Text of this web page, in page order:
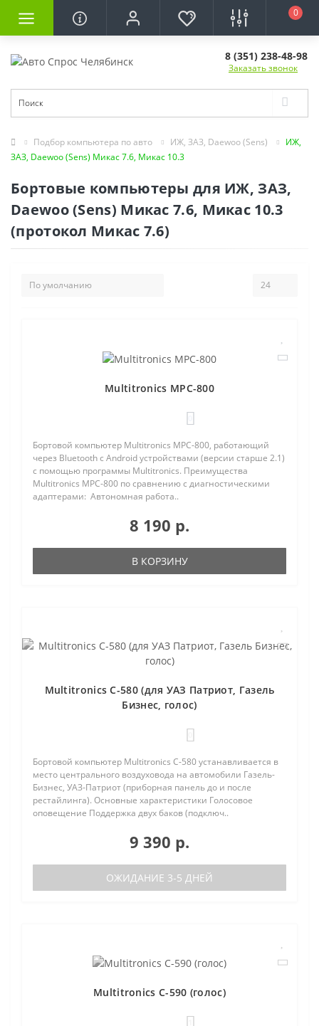
0
8 (351) 238-48-98
Заказать звонок
Подбор компьютера по авто ИЖ, ЗАЗ, Daewoo (Sens)
ИЖ,
ЗАЗ, Daewoo (Sens) Микас 7.6, Микас 10.3
Бортовые компьютеры для ИЖ, ЗАЗ,
Daewoo (Sens) Микас 7.6, Микас 10.3
(протокол Микас 7.6)
Multitronics MPC-800
Бортовой компьютер Multitronics MPC-800, работающий
через Bluetooth с Android устройствами (версии старше 2.1)
с помощью программы Multitronics. Преимущества
Multitronics MPC-800 по сравнению с диагностическими
адаптерами: Автономная работа..
8 190 р.
В КОРЗИНУ
Multitronics C-580 (для УАЗ Патриот, Газель
Бизнес, голос)
Бортовой компьютер Multitronics C-580 устанавливается в
место центрального воздуховода на автомобили Газель-
Бизнес, УАЗ-Патриот (приборная панель до и после
рестайлинга). Основные характеристики Голосовое
оповещение Поддержка двух баков (подключ..
9 390 р.
ОЖИДАНИЕ 3-5 ДНЕЙ
Multitronics C-590 (голос)